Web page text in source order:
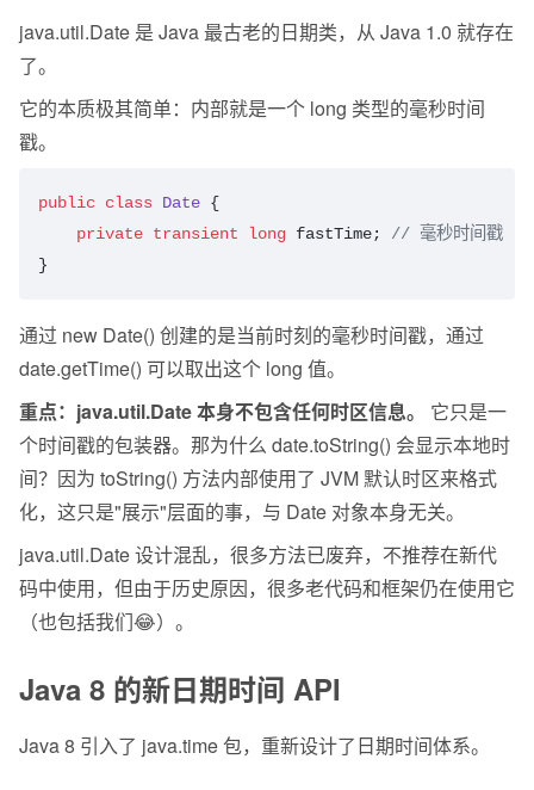
java.util.Date 是 Java 最古老的日期类，从 Java 1.0 就存在
了。
它的本质极其简单：内部就是一个 long 类型的毫秒时间
戳。
public class Date {
    private
transient long fastTime; // 毫秒时间戳
}
通过 new Date() 创建的是当前时刻的毫秒时间戳，通过
date.getTime() 可以取出这个 long 值。
重点：java.util.Date 本身不包含任何时区信息。
它只是一
个时间戳的包装器。那为什么 date.toString() 会显示本地时
间？因为 toString() 方法内部使用了 JVM 默认时区来格式
化，这只是"展示"层面的事，与 Date 对象本身无关。
java.util.Date 设计混乱，很多方法已废弃，不推荐在新代
码中使用，但由于历史原因，很多老代码和框架仍在使用它
（也包括我们😂）。
Java 8 的新日期时间 API
Java 8 引入了 java.time 包，重新设计了日期时间体系。